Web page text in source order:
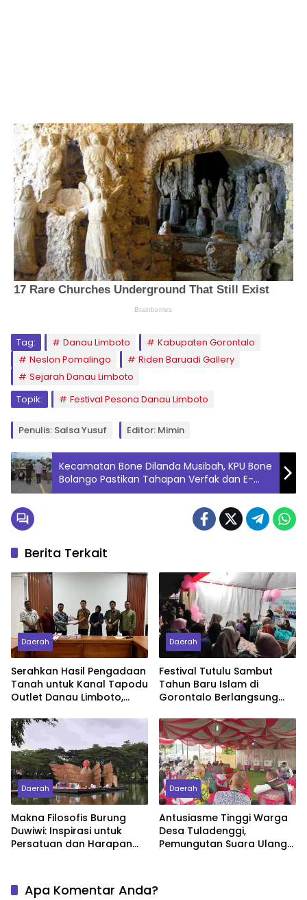
Tag: Danau Limboto
Kabupaten Gorontalo
Neslon Pomalingo
Riden Baruadi Gallery
Sejarah Danau Limboto
Topik:
Festival Pesona Danau Limboto
Penulis: Salsa Yusuf Editor: Mimin
Kecamatan Bone Dilanda Musibah, KPU Bone
Bolango Pastikan Tahapan Verfak dan E-
Coklit Sesuai Jadwal.
Berita Terkait
Daerah
Serahkan Hasil Pengadaan
Tanah untuk Kanal Tapodu
Outlet Danau Limboto,
Gorontalo Berharap Bisa
Atasi Banjir
Daerah
Festival Tutulu Sambut
Tahun Baru Islam di
Gorontalo Berlangsung
Cucur Gratis
Daerah
Makna Filosofis Burung
Duwiwi: Inspirasi untuk
Persatuan dan Harapan
Daerah
Antusiasme Tinggi Warga
Desa Tuladenggi,
Pemungutan Suara Ulang
Apa Komentar Anda?